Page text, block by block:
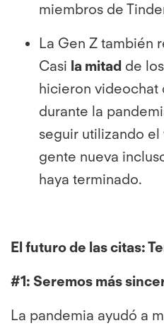
miembros de
La Gen Z también
Casi la mitad de
hicieron videochat
durante la
seguir utilizando
gente nueva
haya terminado.
El futuro de las citas:
#1: Seremos más
La pandemia ayudó a